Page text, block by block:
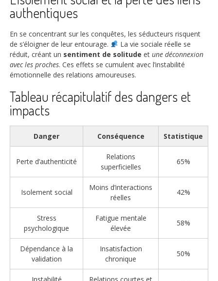
authentiques
En se concentrant sur les conquêtes, les séducteurs risquent
de s’éloigner de leur entourage.
La vie sociale réelle se
réduit, créant un sentiment de solitude et une déconnexion
avec les proches. Ces effets se cumulent avec l’instabilité
émotionnelle des relations amoureuses.
Tableau récapitulatif des dangers et
impacts
Danger Conséquence Statistique
Perte d’authenticité
Relations
superficielles
65%
Isolement social
Moins d’interactions
réelles
42%
Stress
psychologique
Fatigue mentale
élevée
58%
Dépendance à la
validation
Insatisfaction
chronique
50%